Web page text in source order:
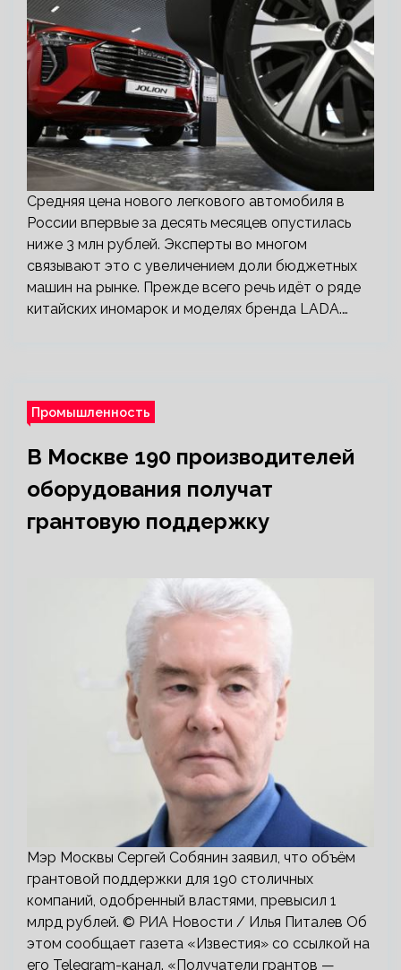
Средняя цена нового легкового автомобиля в
России впервые за десять месяцев опустилась
ниже 3 млн рублей. Эксперты во многом
связывают это с увеличением доли бюджетных
машин на рынке. Прежде всего речь идёт о ряде
китайских иномарок и моделях бренда LADA.…
Промышленность
В Москве 190 производителей
оборудования получат
грантовую поддержку
Мэр Москвы Сергей Собянин заявил, что объём
грантовой поддержки для 190 столичных
компаний, одобренный властями, превысил 1
млрд рублей. © РИА Новости / Илья Питалев Об
этом сообщает газета «Известия» со ссылкой на
его Telegram-канал. «Получатели грантов —